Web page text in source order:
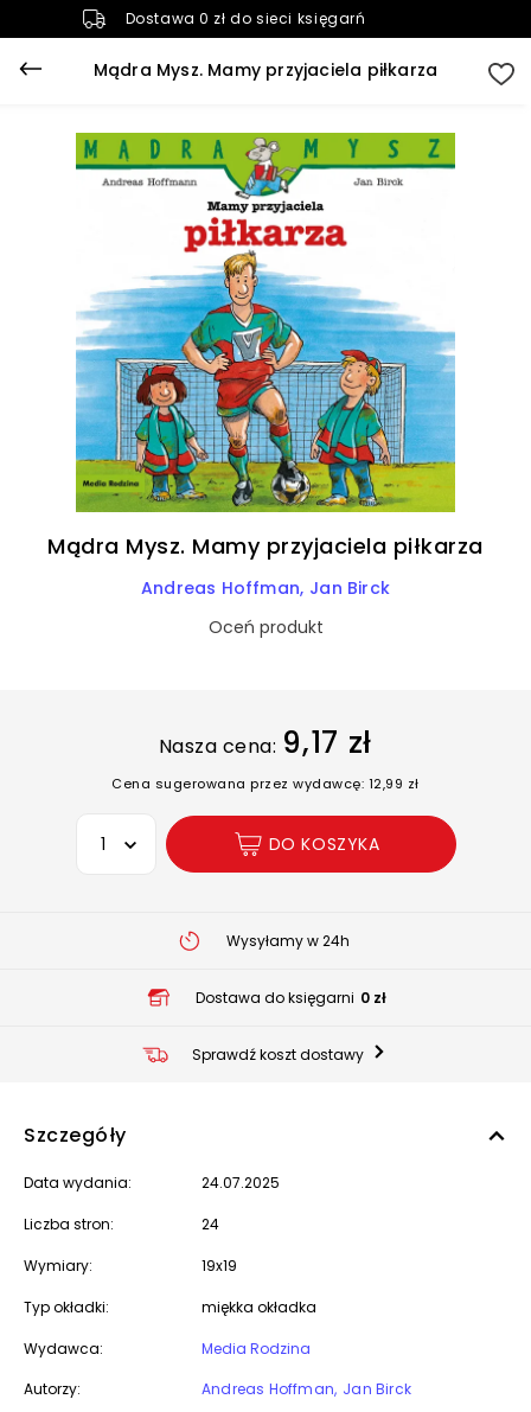
Dostawa 0 zł do sieci księgarń
Mądra Mysz. Mamy przyjaciela piłkarza
Mądra Mysz. Mamy przyjaciela piłkarza
Andreas Hoffman Jan Birck
Oceń produkt
Nasza cena: 9,17 zł
Cena sugerowana przez wydawcę: 12,99 zł
Wybierz opcję
DO KOSZYKA
Wysyłamy w 24h
Dostawa do księgarni 0 zł
Sprawdź koszt dostawy
Szczegóły
Data wydania: 24.07.2025
Liczba stron: 24
Wymiary: 19x19
Typ okładki: miękka okładka
Wydawca:
Media Rodzina
Autorzy:
Andreas Hoffman Jan Birck